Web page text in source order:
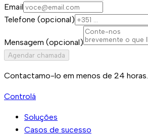
Email
Telefone (opcional)
Mensagem (opcional)
Agendar chamada
Contactamo-lo em menos de 24 horas.
Controlá
Soluções
Casos de sucesso